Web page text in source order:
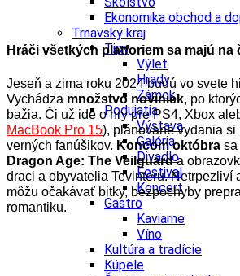
Ekonomika obchod a
Trnavský kraj
Tipy
Výlet
Hrady
Zámok
Podujatia
Výstava
Galéria
Divadlo
Festival
Koncert
Gastro
Kaviarne
Víno
Kultúra a tradície
Kúpele
Hráči všetkých platforiem sa majú na
Jeseň a zima roku 2024 budú vo svete
Vychádza množstvo noviniek, po
bažia. Či už ide o hry pre PS4, Xbox
MacBook Pro 15), plánované vydania si
verných fanúšikov. Koncom októbra sa
Dragon Age: The Veilguarda
draci a obyvatelia Tevinteru. Netrpezliví
môžu očakávať bitky, bezpochyby
romantiku.